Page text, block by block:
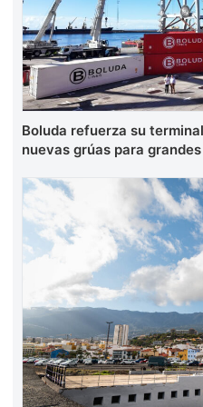
Boluda refuerza su
nuevas grúas para